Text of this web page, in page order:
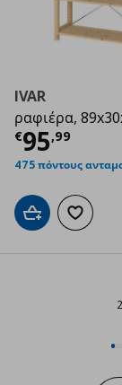
IVAR
ραφιέρα,
€95,99
475 πόντους
Προσθήκη στο